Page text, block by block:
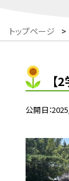
トップページ >
【
公開日